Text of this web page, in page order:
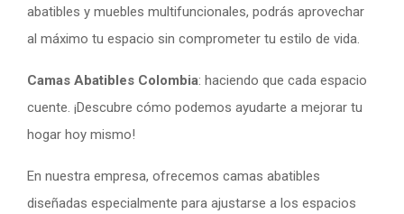
abatibles y muebles multifuncionales, podrás aprovechar
al máximo tu espacio sin comprometer tu estilo de vida.
Camas Abatibles Colombia: haciendo que cada espacio
cuente. ¡Descubre cómo podemos ayudarte a mejorar tu
hogar hoy mismo!
En nuestra empresa, ofrecemos camas abatibles
diseñadas especialmente para ajustarse a los espacios